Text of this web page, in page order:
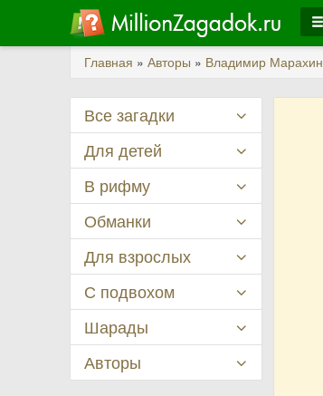
Главная » Авторы » Владимир Марахин
Все загадки
Для детей
В рифму
Обманки
Для взрослых
С подвохом
Шарады
Авторы